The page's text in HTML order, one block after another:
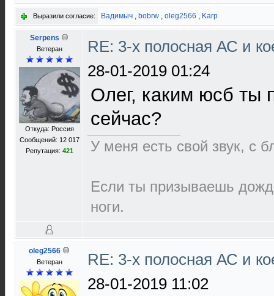
Выразили согласие: Вадимыч , bobrw , oleg2566 , Karp
Serpens
Ветеран
Откуда: Россия
Сообщений: 12 017
Репутация: 421
RE: 3-х полосная АС и
28-01-2019 01:24
Олег, каким юсб ты
сейчас?
У меня есть свой звук, с
Если ты призываешь
ноги.
oleg2566
Ветеран
RE: 3-х полосная АС и
28-01-2019 11:02